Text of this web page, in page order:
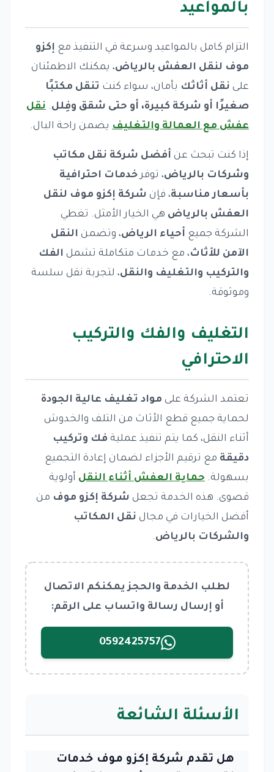
بالمواعيد
التزام كامل بالمواعيد وسرعة في التنفيذ مع إكزو
موف لنقل العفش بالرياض، يمكنك الاطمئنان
على نقل أثاثك بأمان، سواء كنت تنقل مكتبًا
صغيرًا أو شركة كبيرة، أو حتى شقق وفِلل. نقل
عفش مع العمالة والتغليف يضمن راحة البال.
إذا كنت تبحث عن أفضل شركة نقل مكاتب
وشركات بالرياض، توفرخدمات احترافية
بأسعار مناسبة، فإن شركة إكزو موف لنقل
العفش بالرياض هي الخيار الأمثل. تغطي
الشركة جميع أحياء الرياض، وتضمن النقل
الآمن للأثاث، مع خدمات متكاملة تشمل الفك
والتركيب والتغليف والنقل، لتجربة نقل سلسة
وموثوقة.
التغليف والفك والتركيب
الاحترافي
تعتمد الشركة على مواد تغليف عالية الجودة
لحماية جميع قطع الأثاث من التلف والخدوش
أثناء النقل، كما يتم تنفيذ عملية فك وتركيب
دقيقة مع ترقيم الأجزاء لضمان إعادة التجميع
بسهولة. حماية العفش أثناء النقل أولوية
قصوى. هذه الخدمة تجعل شركة إكزو موف من
أفضل الخيارات في مجال نقل المكاتب
والشركات بالرياض.
لطلب الخدمة والحجز يمكنكم الاتصال
أو إرسال رسالة واتساب على الرقم:
0592425757
الأسئلة الشائعة
هل تقدم شركة إكزو موف خدمات